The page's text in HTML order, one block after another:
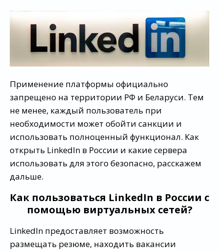
Применение платформы официально
запрещено на территории РФ и Беларуси. Тем
не менее, каждый пользователь при
необходимости может обойти санкции и
использовать полноценный функционал. Как
открыть LinkedIn в России и какие сервера
использовать для этого безопасно, расскажем
дальше.
Как пользоваться LinkedIn в России с
помощью виртуальных сетей?
LinkedIn предоставляет возможность
размещать резюме, находить вакансии